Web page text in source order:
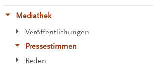
Mediathek
Veröffentlichungen
Pressestimmen
Reden